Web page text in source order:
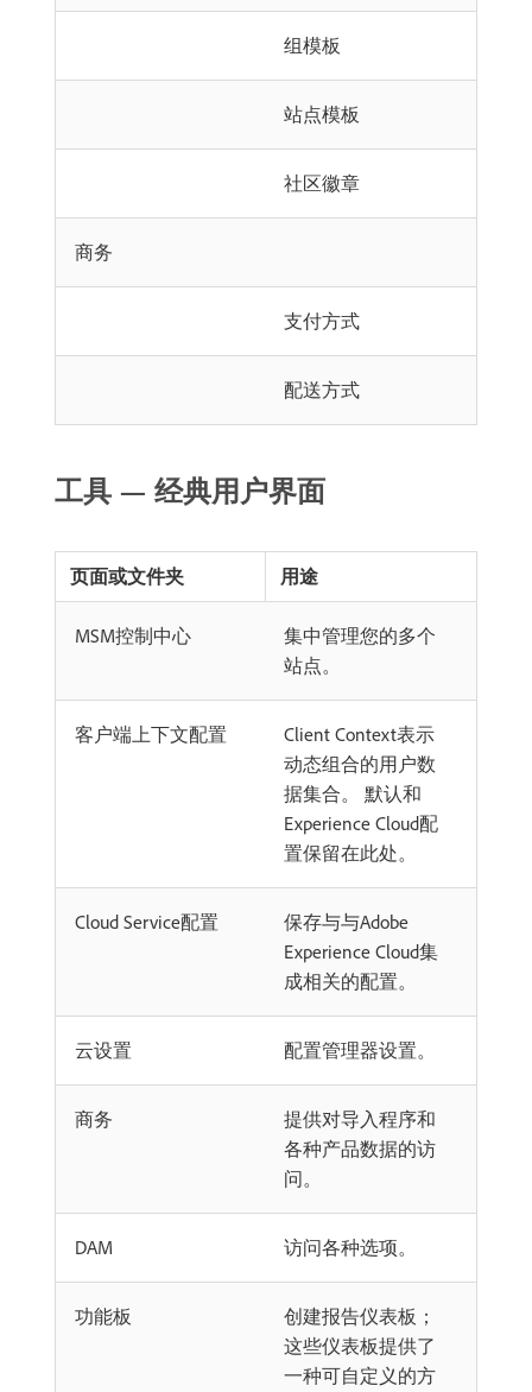
组模板
站点模板
社区徽章
商务
支付方式
配送方式
工具 — 经典用户界面
页面或文件夹 用途
MSM控制中心
集中管理您的多个
站点。
客户端上下文配置
Client Context表示
动态组合的用户数
据集合。 默认和
Experience Cloud配
置保留在此处。
Cloud Service配置
保存与与Adobe
Experience Cloud集
成相关的配置。
云设置 配置管理器设置。
商务
提供对导入程序和
各种产品数据的访
问。
DAM 访问各种选项。
功能板
创建报告仪表板；
这些仪表板提供了
一种可自定义的方